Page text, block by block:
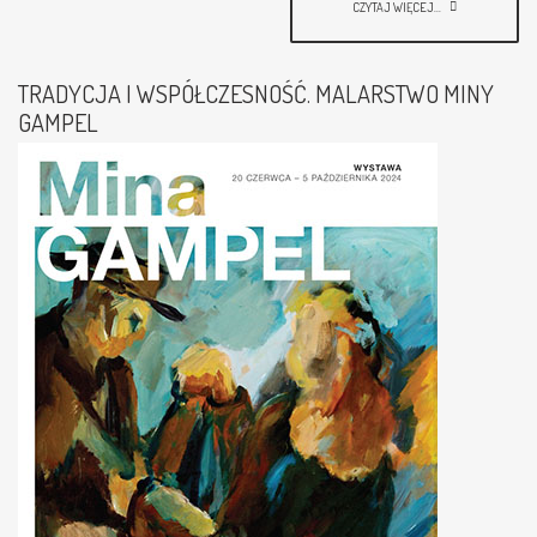
CZYTAJ WIĘCEJ...
TRADYCJA I WSPÓŁCZESNOŚĆ. MALARSTWO MINY
GAMPEL